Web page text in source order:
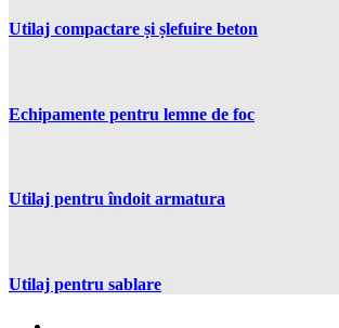
Utilaj compactare și șlefuire beton
Echipamente pentru lemne de foc
Utilaj pentru îndoit armatura
Utilaj pentru sablare